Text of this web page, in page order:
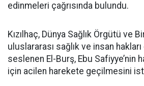
edinmeleri çağrısında bulundu.
Kızılhaç, Dünya Sağlık Örgütü ve
uluslararası sağlık ve insan
seslenen El-Burş, Ebu Safiyye’nin
için acilen harekete geçilmesini